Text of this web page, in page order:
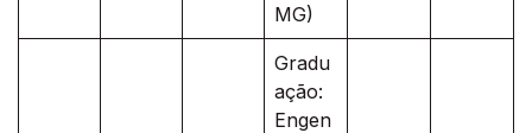
MG)
Gradu
ação:
Engen